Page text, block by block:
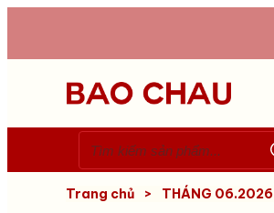
Trang chủ > THÁNG 06.2026